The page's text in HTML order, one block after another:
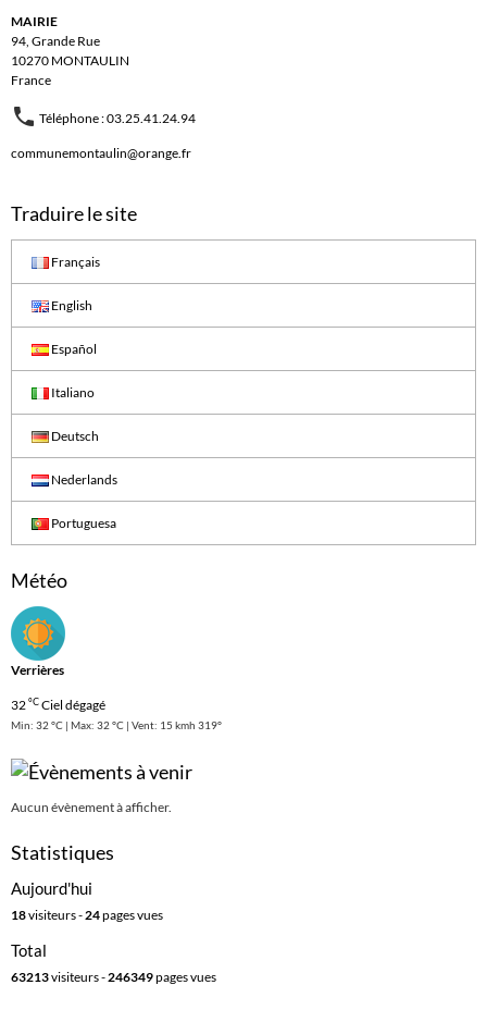
MAIRIE
94, Grande Rue
10270 MONTAULIN
France
Téléphone : 03.25.41.24.94
communemontaulin@orange.fr
Traduire le site
Français
English
Español
Italiano
Deutsch
Nederlands
Portuguesa
Météo
Verrières
32°CCiel dégagé
Min: 32 °C | Max: 32 °C | Vent: 15 kmh 319°
Aucun évènement à afficher.
Statistiques
Aujourd'hui
18visiteurs -24pages vues
Total
63213visiteurs -246349pages vues